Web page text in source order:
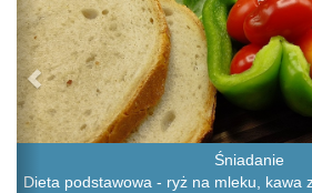
Śniadanie
Dieta podstawowa - ryż na mleku, kawa